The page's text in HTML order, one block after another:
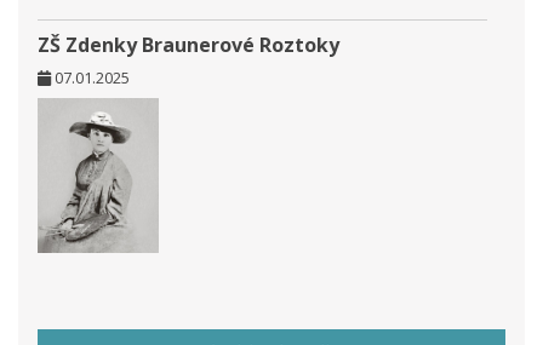
ZŠ Zdenky Braunerové Roztoky
07.01.2025